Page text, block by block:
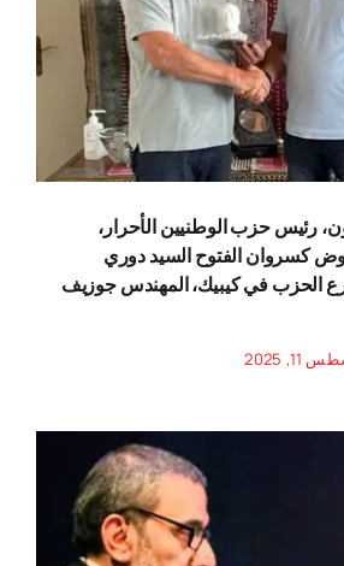
رئيس حزب الوطنيين الأحرار،
كسروان الفتوح السيد دوري
الحزب في كيبيك، المهندس جوزيف